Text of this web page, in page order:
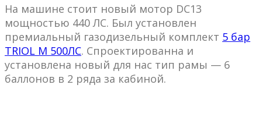
На машине стоит новый мотор DC13
мощностью 440 ЛС. Был установлен
премиальный газодизельный комплект 5 бар
TRIOL M 500ЛС. Спроектированна и
установлена новый для нас тип рамы — 6
баллонов в 2 ряда за кабиной.